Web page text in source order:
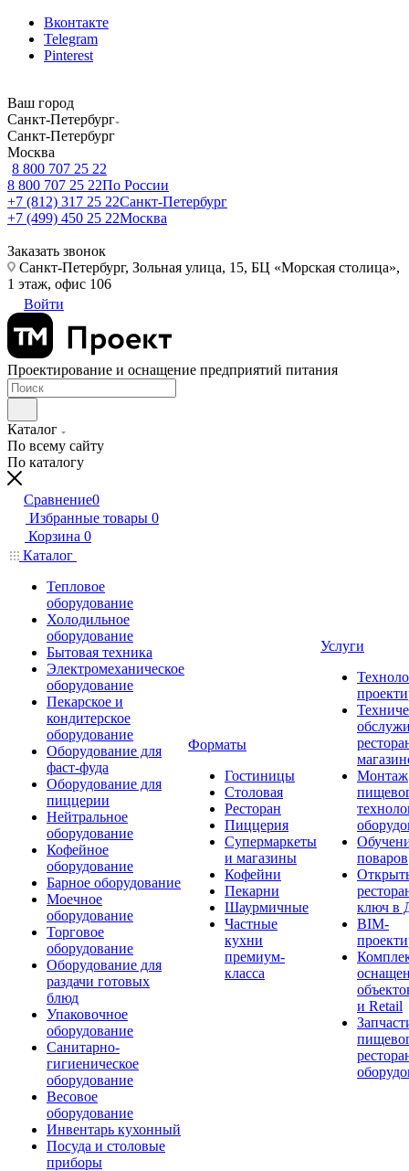
Вконтакте
Telegram
Pinterest
Ваш город
Санкт-Петербург
Санкт-Петербург
Москва
8 800 707 25 22
8 800 707 25 22По России
+7 (812) 317 25 22Санкт-Петербург
+7 (499) 450 25 22Москва
Заказать звонок
Санкт-Петербург, Зольная улица, 15, БЦ «Морская столица»,
1 этаж, офис 106
Войти
Проектирование и оснащение предприятий питания
Каталог
По всему сайту
По каталогу
Сравнение0
Избранные товары 0
Корзина 0
Каталог
Тепловое
оборудование
Холодильное
оборудование
Бытовая техника
Электромеханическое
оборудование
Пекарское и
кондитерское
оборудование
Оборудование для
фаст-фуда
Оборудование для
пиццерии
Нейтральное
оборудование
Кофейное
оборудование
Барное оборудование
Моечное
оборудование
Торговое
оборудование
Оборудование для
раздачи готовых
блюд
Упаковочное
оборудование
Санитарно-
гигиеническое
оборудование
Весовое
оборудование
Инвентарь кухонный
Посуда и столовые
приборы
Форматы
Гостиницы
Столовая
Ресторан
Пиццерия
Супермаркеты
и магазины
Кофейни
Пекарни
Шаурмичные
Частные
кухни
премиум-
класса
Услуги
Монтаж
поваров
ключ в
BIM-
и Retail